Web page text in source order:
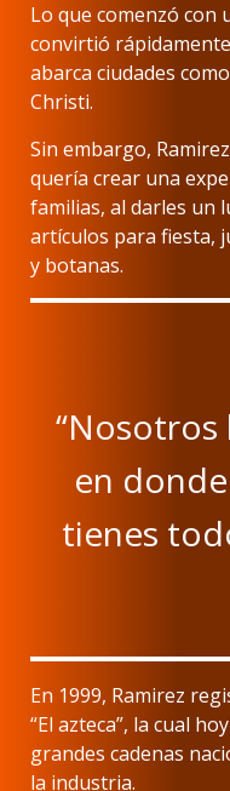
Lo que comenzó con
convirtió
abarca ciudades
Christi.
Sin embargo,
quería crear una
familias, al darles un
artículos para fiesta,
y botanas.
en
tienes
En 1999, Ramirez
“El azteca”, la cual
grandes cadenas
la industria.